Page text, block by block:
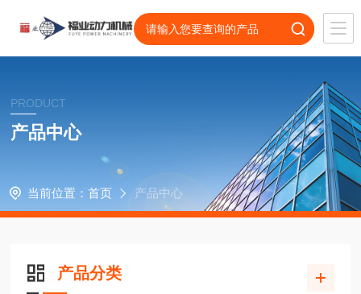
PRODUCT
产品中心
当前位置： 首页 产品中心
产品分类